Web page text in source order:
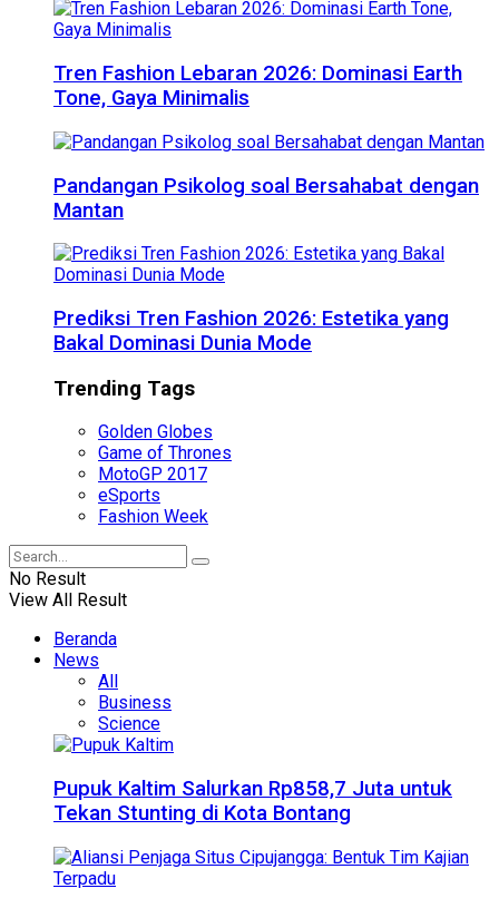
Tren Fashion Lebaran 2026: Dominasi Earth
Tone, Gaya Minimalis
Pandangan Psikolog soal Bersahabat dengan
Mantan
Prediksi Tren Fashion 2026: Estetika yang
Bakal Dominasi Dunia Mode
Trending Tags
Golden Globes
Game of Thrones
MotoGP 2017
eSports
Fashion Week
No Result
View All Result
Beranda
News
All
Business
Science
Pupuk Kaltim Salurkan Rp858,7 Juta untuk
Tekan Stunting di Kota Bontang